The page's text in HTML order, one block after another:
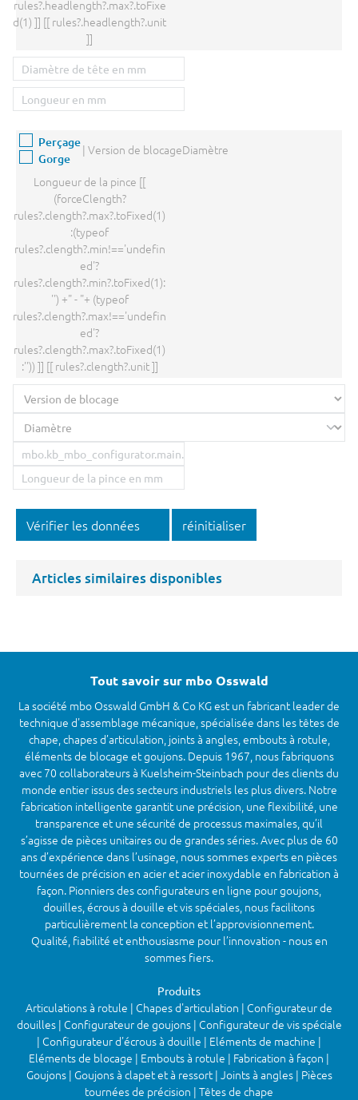
rules?.headlength?.max?.toFixe
d(1) ]] [[ rules?.headlength?.unit
]]
Perçage
Gorge
| Version de blocageDiamètre
Longueur de la pince [[
(forceClength?
rules?.clength?.max?.toFixed(1)
:(typeof
rules?.clength?.min!=='undefin
ed'?
rules?.clength?.min?.toFixed(1):
'') +" - "+ (typeof
rules?.clength?.max!=='undefin
ed'?
rules?.clength?.max?.toFixed(1)
:'')) ]] [[ rules?.clength?.unit ]]
Vérifier les données réinitialiser
Articles similaires disponibles
Tout savoir sur mbo Osswald
La société mbo Osswald GmbH & Co KG est un fabricant leader de
technique d'assemblage mécanique, spécialisée dans les têtes de
chape, chapes d’articulation, joints à angles, embouts à rotule,
éléments de blocage et goujons. Depuis 1967, nous fabriquons
avec 70 collaborateurs à Kuelsheim-Steinbach pour des clients du
monde entier issus des secteurs industriels les plus divers. Notre
fabrication intelligente garantit une précision, une flexibilité, une
transparence et une sécurité de processus maximales, qu’il
s’agisse de pièces unitaires ou de grandes séries. Avec plus de 60
ans d’expérience dans l’usinage, nous sommes experts en pièces
tournées de précision en acier et acier inoxydable en fabrication à
façon. Pionniers des configurateurs en ligne pour goujons,
douilles, écrous à douille et vis spéciales, nous facilitons
particulièrement la conception et l’approvisionnement.
Qualité, fiabilité et enthousiasme pour l’innovation - nous en
sommes fiers.
Produits
Articulations à rotule | Chapes d'articulation | Configurateur de
douilles | Configurateur de goujons | Configurateur de vis spéciale
| Configurateur d'écrous à douille | Eléments de machine |
Eléments de blocage | Embouts à rotule | Fabrication à façon |
Goujons | Goujons à clapet et à ressort | Joints à angles | Pièces
tournées de précision | Têtes de chape